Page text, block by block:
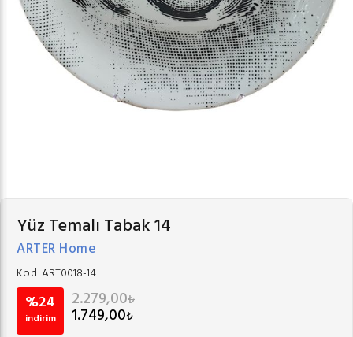
Yüz Temalı Tabak 14
ARTER Home
Kod:ART0018-14
%24
indirim
2.279,00₺
1.749,00₺